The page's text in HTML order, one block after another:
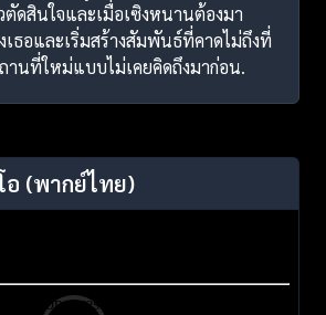
ดสินใจและเมื่อเซิงหนานต้องมา
เธอและเริ่มสร้างสัมพันธ์ที่คาดไม่ถึงที่
านที่ใหม่แบบไม่เคยคิดถึงมาก่อน.
อ (พากย์ไทย)